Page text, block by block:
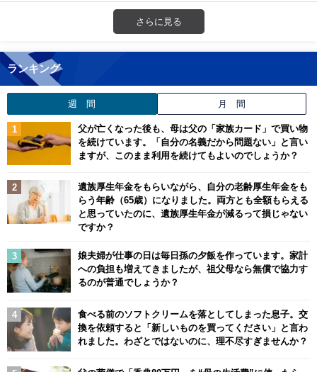
さらに見る
ランキング
週 間 月 間
父が亡くなった後も、母は父の「家族カード」で買い物
を続けています。「自分の名義だから問題ない」と言い
ますが、このまま利用を続けてもよいのでしょうか？
遺族厚生年金をもらいながら、自分の老齢厚生年金をも
らう年齢（65歳）になりました。両方とも全額もらえる
と思っていたのに、遺族厚生年金が減るって損じゃない
ですか？
娘夫婦が仕事の日は毎日孫の夕飯を作っています。家計
への負担も増えてきましたが、祖父母なら無償で協力す
るのが普通でしょうか？
食べる前のソフトクリームを落としてしまった息子。交
換を依頼すると「新しいものを買ってください」と言わ
れました。わざとではないのに、理不尽すぎませんか？